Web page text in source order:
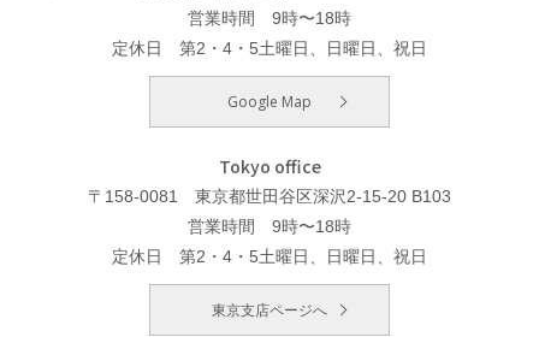
営業時間 9時〜18時
定休日 第2・4・5土曜日、日曜日、祝日
Google Map
Tokyo office
〒158-0081 東京都世田谷区深沢2-15-20 B103
営業時間 9時〜18時
定休日 第2・4・5土曜日、日曜日、祝日
東京支店ページへ